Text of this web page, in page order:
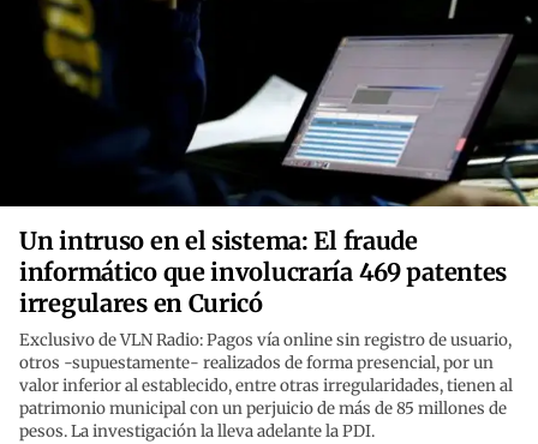
Un intruso en el sistema: El fraude
informático que involucraría 469 patentes
irregulares en Curicó
Exclusivo de VLN Radio: Pagos vía online sin registro de usuario,
otros -supuestamente- realizados de forma presencial, por un
valor inferior al establecido, entre otras irregularidades, tienen al
patrimonio municipal con un perjuicio de más de 85 millones de
pesos. La investigación la lleva adelante la PDI.